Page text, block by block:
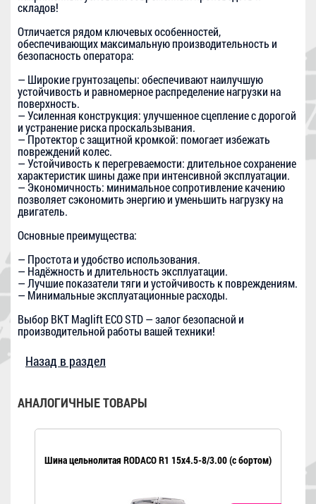
складов!
Отличается рядом ключевых особенностей,
обеспечивающих максимальную производительность и
безопасность оператора:
— Широкие грунтозацепы: обеспечивают наилучшую
устойчивость и равномерное распределение нагрузки на
поверхность.
— Усиленная конструкция: улучшенное сцепление с дорогой
и устранение риска проскальзывания.
— Протектор с защитной кромкой: помогает избежать
повреждений колес.
— Устойчивость к перегреваемости: длительное сохранение
характеристик шины даже при интенсивной эксплуатации.
— Экономичность: минимальное сопротивление качению
позволяет сэкономить энергию и уменьшить нагрузку на
двигатель.
Основные преимущества:
— Простота и удобство использования.
— Надёжность и длительность эксплуатации.
— Лучшие показатели тяги и устойчивость к повреждениям.
— Минимальные эксплуатационные расходы.
Выбор BKT Maglift ECO STD — залог безопасной и
производительной работы вашей техники!
Назад в раздел
АНАЛОГИЧНЫЕ ТОВАРЫ
Шина цельнолитая RODACO R1 15x4.5-8/3.00 (с бортом)